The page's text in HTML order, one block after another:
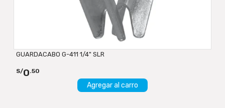
GUARDACABO G-411 1/4" SLR
S/0.50
Agregar al carro